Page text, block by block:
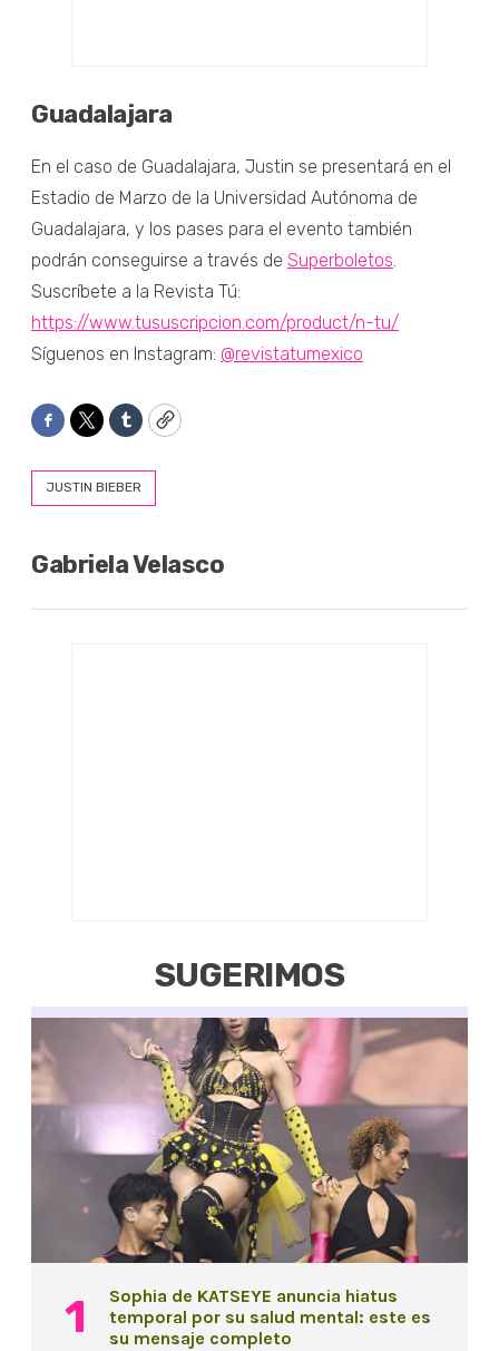
Guadalajara
En el caso de Guadalajara, Justin se presentará en el
Estadio de Marzo de la Universidad Autónoma de
Guadalajara, y los pases para el evento también
podrán conseguirse a través de Superboletos
Suscríbete a la Revista Tú:
https://www.tususcripcion.com/product/n-tu/
Síguenos en Instagram: @revistatumexico
Facebook
TwitterTumblrCopy
JUSTIN BIEBER
Gabriela Velasco
SUGERIMOS
Sophia de KATSEYE anuncia hiatus
temporal por su salud mental: este es
su mensaje completo